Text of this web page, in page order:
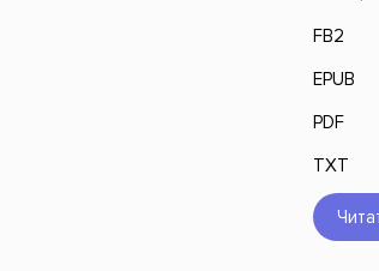
FB2
EPUB
PDF
TXT